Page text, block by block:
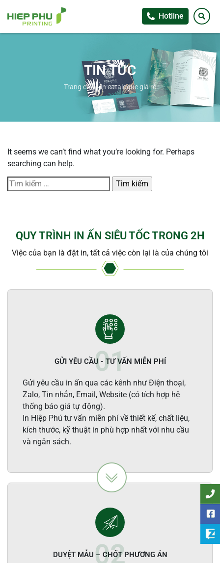
Hotline
TIN TỨC
Trang chủ»in catalogue giá rẻ
It seems we can’t find what you’re looking for. Perhaps
searching can help.
Tìm
kiếm
QUY TRÌNH IN ẤN SIÊU TỐC TRONG 2H
Việc của bạn là đặt in, tất cả việc còn lại là của chúng tôi
GỬI YÊU CẦU - TƯ VẤN MIỄN PHÍ
Gửi yêu cầu in ấn qua các kênh như Điện thoại,
Zalo, Tin nhắn, Email, Website (có tích hợp hệ
thống báo giá tự động).
In Hiệp Phú tư vấn miễn phí về thiết kế, chất liệu,
kích thước, kỹ thuật in phù hợp nhất với nhu cầu
và ngân sách.
DUYỆT MẪU – CHỐT PHƯƠNG ÁN